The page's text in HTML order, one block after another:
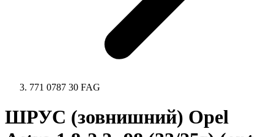
771 0787 30 FAG
ШРУС (зовнишний) Opel